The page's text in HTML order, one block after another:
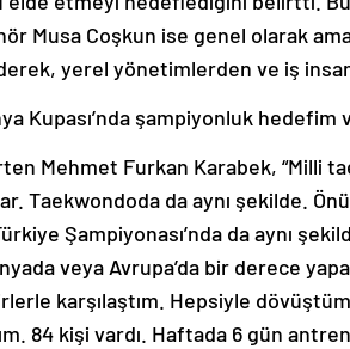
Musa Coşkun ise genel olarak
yerel yönetimlerden ve iş
Kupası’nda şampiyonluk hedefim
Mehmet Furkan Karabek, “Milli
Taekwondoda da aynı şekilde.
Şampiyonası’nda da aynı
veya Avrupa’da bir derece
karşılaştım. Hepsiyle dövüştüm.
84 kişi vardı. Haftada 6 gün